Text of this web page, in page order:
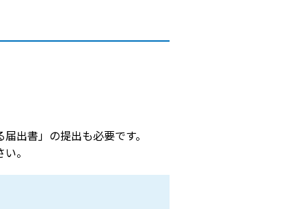
出書」の提出も必要です。
。